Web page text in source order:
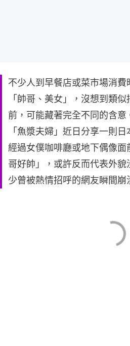
不少人到早餐店或菜市場消
「帥哥、美女」，沒想到類
前，可能藏著完全不同的含
「魚漿夫婦」近日分享一則
經過女僕咖啡廳或地下偶像
哥好帥」，或許反而代表外
少曾被熱情招呼的網友瞬間崩